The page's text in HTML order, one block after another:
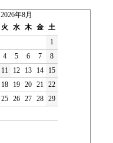
2026年8月
火 水 木 金 土
1
4 5 6 7
8
11 12 13 14
15
18 19 20 21 22
25 26 27 28 29